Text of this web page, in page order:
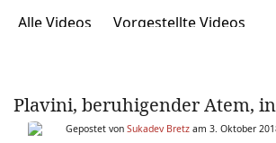
Alle Videos Vorgestellte Videos
Plavini, beruhigender Atem, in
Gepostet von Sukadev Bretz am 3. Oktober